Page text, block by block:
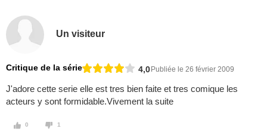
Un visiteur
Critique de la série 4,0Publiée le 26 février 2009
J'adore cette serie elle est tres bien faite et tres comique les
acteurs y sont formidable.Vivement la suite
0 1